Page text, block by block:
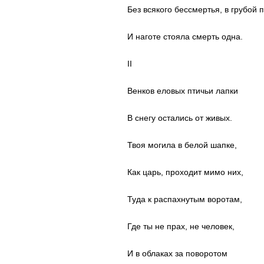
Без всякого бессмертья, в грубой
И наготе стояла смерть одна.
II
Венков еловых птичьи лапки
В снегу остались от живых.
Твоя могила в белой шапке,
Как царь, проходит мимо них,
Туда к распахнутым воротам,
Где ты не прах, не человек,
И в облаках за поворотом